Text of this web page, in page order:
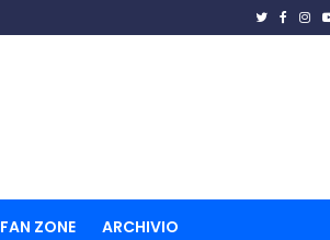
FAN ZONE ARCHIVIO